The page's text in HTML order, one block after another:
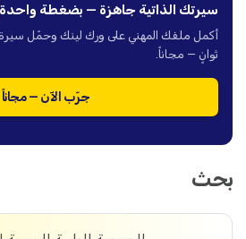
سيرتك الذاتية جاهزة — بضغطة واحدة
أكمل ملفك المهني على ورك لينك وحمّل سيرة
ثوانٍ — مجاناً.
جرّب الآن — مجاناً
بحث